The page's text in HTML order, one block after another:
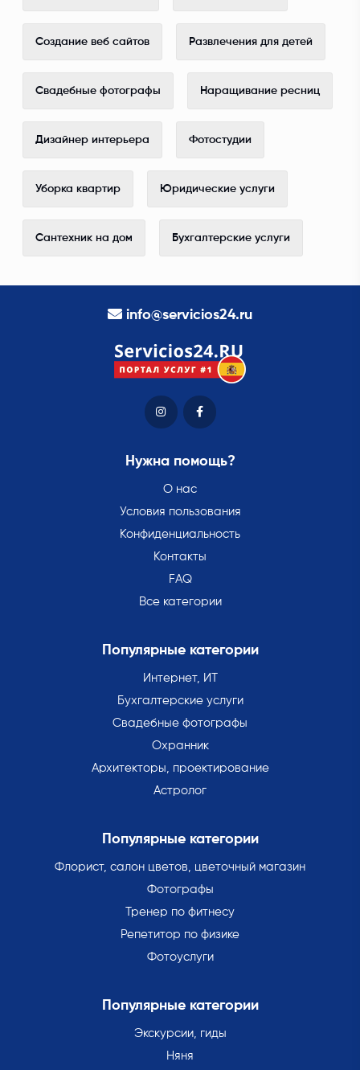
Создание веб сайтов Развлечения для детей
Свадебные фотографы Наращивание ресниц
Дизайнер интерьера Фотостудии
Уборка квартир Юридические услуги
Сантехник на дом Бухгалтерские услуги
info@servicios24.ru
Нужна помощь?
О нас
Условия пользования
Конфиденциальность
Контакты
FAQ
Все категории
Популярные категории
Интернет, ИТ
Бухгалтерские услуги
Свадебные фотографы
Охранник
Архитекторы, проектирование
Астролог
Популярные категории
Флорист, салон цветов, цветочный магазин
Фотографы
Тренер по фитнесу
Репетитор по физике
Фотоуслуги
Популярные категории
Экскурсии, гиды
Няня